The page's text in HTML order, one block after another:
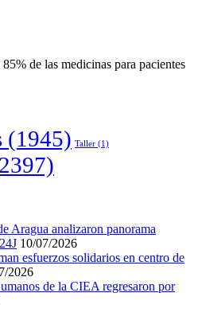
de las medicinas para pacientes
(1945) Taller (1)
Aragua analizaron panorama
10/07/2026
esfuerzos solidarios en centro de
2026
de la CIEA regresaron por